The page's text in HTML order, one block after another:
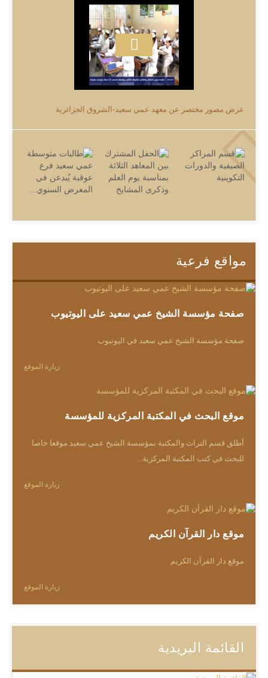
عرض مصور مختصر عن معهد عمي سعيد-الشروق الجزائرية
مواقع فرعية
صفحة مؤسسة الشيخ عمي سعيد على اليوتيوب
صفحة مؤسسة الشيخ عمي سعيد في اليوتيوب
زيارة الموقع
موقع البحث في المكتبة المركزية للمؤسسة
أطلق قسم التراث والمكتبة بمؤسسة الشيخ عمي سعيد موقعا خاصا
للبحث في كتب المكتبة المركزية...
زيارة الموقع
موقع دار القرآن الكريم
موقع دار القرآن الكريم
زيارة الموقع
القائمة البريدية